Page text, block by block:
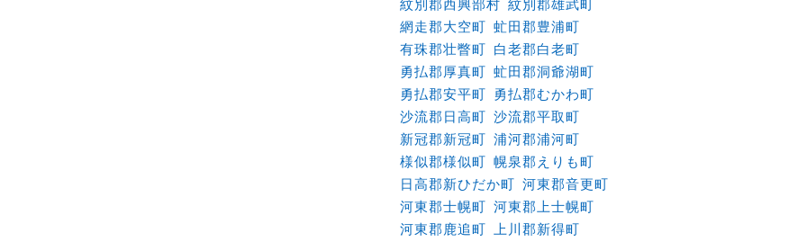
紋別郡西興部村 紋別郡雄武町
網走郡大空町 虻田郡豊浦町
有珠郡壮瞥町 白老郡白老町
勇払郡厚真町 虻田郡洞爺湖町
勇払郡安平町
勇払郡むかわ町
沙流郡日高町 沙流郡平取町
新冠郡新冠町 浦河郡浦河町
様似郡様似町 幌泉郡えりも町
日高郡新ひだか町 河東郡音更町
河東郡士幌町 河東郡上士幌町
河東郡鹿追町
上川郡新得町